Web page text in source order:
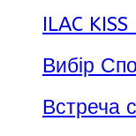
ILAC
Вибір
Встреча